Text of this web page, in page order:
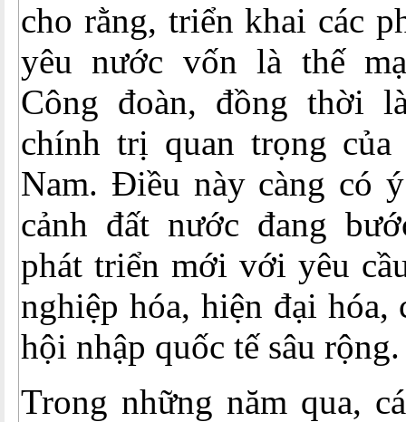
cho rằng, triển khai các
yêu nước vốn là thế
Công đoàn, đồng thời
chính trị quan trọng của
Nam. Điều này càng có
cảnh đất nước đang
phát triển mới với yêu
nghiệp hóa, hiện đại hóa,
hội nhập quốc tế sâu rộng.
Trong những năm qua,